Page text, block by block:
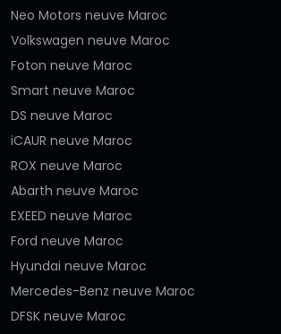
Neo Motors neuve Maroc
Volkswagen neuve Maroc
Foton neuve Maroc
Smart neuve Maroc
DS neuve Maroc
iCAUR neuve Maroc
ROX neuve Maroc
Abarth neuve Maroc
EXEED neuve Maroc
Ford neuve Maroc
Hyundai neuve Maroc
Mercedes-Benz neuve Maroc
DFSK neuve Maroc